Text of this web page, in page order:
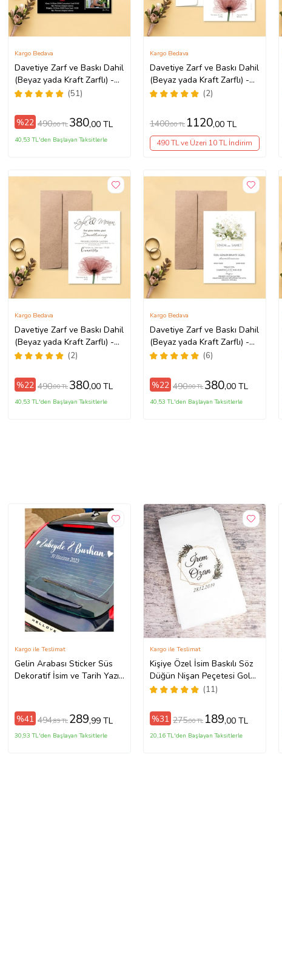
Davetiye Zarf ve Baskı Dahil
(Beyaz yada Kraft Zarflı) -
Resimli Davetiye - Düğün,
Davetiyesi (Kahverengi)
(51)
Kargo Bedava
%22 490,00 TL 380,00 TL
40,53 TL'den Başlayan Taksitlerle
Davetiye Zarf ve Baskı Dahil
(Beyaz yada Kraft Zarflı) -
Düğün, Nişan, Nikah, Kına
(2)
Kargo Bedava
1400,00 TL 1120,00 TL
490 TL ve Üzeri 10 TL İndirim
Davetiye Zarf ve Baskı Dahil
(Beyaz yada Kraft Zarflı) -
Düğün, Nişan, Nikah, Kına
(2)
Kargo Bedava
%22 490,00 TL 380,00 TL
40,53 TL'den Başlayan Taksitlerle
Davetiye Zarf ve Baskı Dahil
(Beyaz yada Kraft Zarflı) -
Kına, Nişan, Nikah, Düğün
(6)
Kargo Bedava
%22 490,00 TL 380,00 TL
40,53 TL'den Başlayan Taksitlerle
Gelin Arabası Sticker Süs
Dekoratif İsim ve Tarih Yazılı
Kargo ile Teslimat
%41 494,89 TL 289,99 TL
30,93 TL'den Başlayan Taksitlerle
Kişiye Özel İsim Baskılı Söz
Düğün Nişan Peçetesi Gold
Çerçeve Detaylı 20 Adet
(11)
Kargo ile Teslimat
%31 275,00 TL 189,00 TL
20,16 TL'den Başlayan Taksitlerle